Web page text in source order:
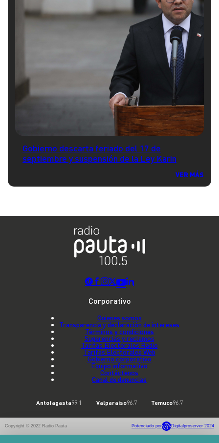
Gobierno descarta feriado del 17 de
septiembre y suspensión de la Ley Karin
VER MÁS
Corporativo
Quienes somos
Transparencia y declaración de intereses
Términos y condiciones
Sugerencias y reclamos
Tarifas Electorales Radio
Tarifas Electorales Web
Gobierno corporativo
Equipo informativo
Contáctenos
Canal de denuncias
Antofagasta99.1 Valparaíso96.7 Temuco96.7
Copyright © 2022 Radio Pauta Potenciado por Digitalproserver 2024